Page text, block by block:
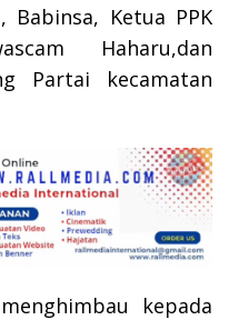
Babinsa, Ketua PPK
Haharu,dan
Partai kecamatan
kepada